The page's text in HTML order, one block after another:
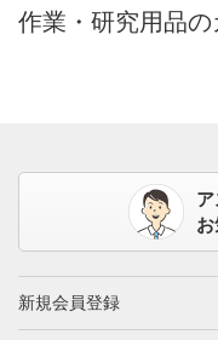
作業・研究用品
お
新規会員登録